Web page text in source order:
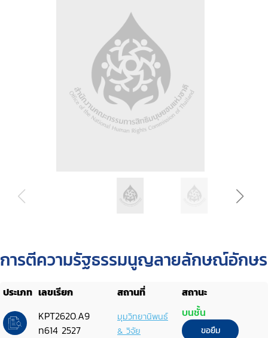
การตีความรัฐธรรมนูญลายลักษณ์อักษร
ประเภท เลขเรียก สถานที่
สถานะ
KPT2620.A9
ท614 2527
มุมวิทยานิพนธ์
& วิจัย
บนชั้น
ขอยืม